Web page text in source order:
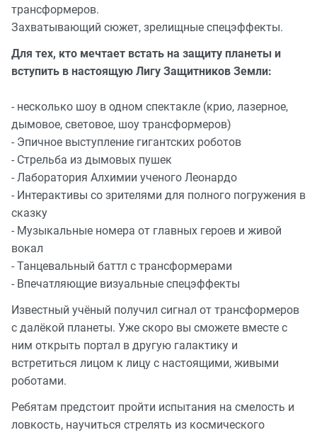
трансформеров.
Захватывающий сюжет, зрелищные спецэффекты.
Для тех, кто мечтает встать на защиту планеты и
вступить в настоящую Лигу Защитников Земли:
- несколько шоу в одном спектакле (крио, лазерное,
дымовое, световое, шоу трансформеров)
- Эпичное выступление гигантских роботов
- Стрельба из дымовых пушек
- Лаборатория Алхимии ученого Леонардо
- Интерактивы со зрителями для полного погружения в
сказку
- Музыкальные номера от главных героев и живой
вокал
- Танцевальный баттл с трансформерами
- Впечатляющие визуальные спецэффекты
Известный учёный получил сигнал от трансформеров
с далёкой планеты. Уже скоро вы сможете вместе с
ним открыть портал в другую галактику и
встретиться лицом к лицу с настоящими, живыми
роботами.
Ребятам предстоит пройти испытания на смелость и
ловкость, научиться стрелять из космического